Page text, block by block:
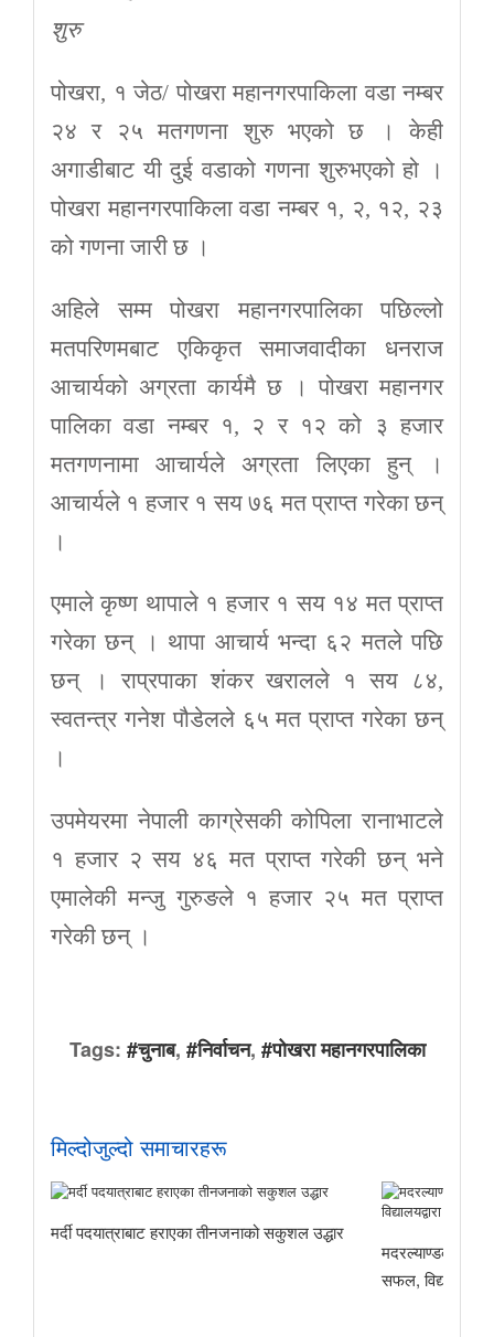
शुरु
पोखरा, १ जेठ/ पोखरा महानगरपाकिला वडा नम्बर
२४ र २५ मतगणना शुरु भएको छ । केही
अगाडीबाट यी दुई वडाको गणना शुरुभएको हो ।
पोखरा महानगरपाकिला वडा नम्बर १, २, १२, २३
को गणना जारी छ ।
अहिले सम्म पोखरा महानगरपालिका पछिल्लो
मतपरिणमबाट एकिकृत समाजवादीका धनराज
आचार्यको अग्रता कार्यमै छ । पोखरा महानगर
पालिका वडा नम्बर १, २ र १२ को ३ हजार
मतगणनामा आचार्यले अग्रता लिएका हुन् ।
आचार्यले १ हजार १ सय ७६ मत प्राप्त गरेका छन्
।
एमाले कृष्ण थापाले १ हजार १ सय १४ मत प्राप्त
गरेका छन् । थापा आचार्य भन्दा ६२ मतले पछि
छन् । राप्रपाका शंकर खरालले १ सय ८४,
स्वतन्त्र गनेश पौडेलले ६५ मत प्राप्त गरेका छन्
।
उपमेयरमा नेपाली काग्रेसकी कोपिला रानाभाटले
१ हजार २ सय ४६ मत प्राप्त गरेकी छन् भने
एमालेकी मन्जु गुरुङले १ हजार २५ मत प्राप्त
गरेकी छन् ।
Tags: #चुनाब, #निर्वाचन, #पोखरा महानगरपालिका
मिल्दोजुल्दो समाचारहरू
मर्दी पदयात्राबाट हराएका तीनजनाको सकुशल उद्धार
मदरल्याण्डका अमृत
सफल,